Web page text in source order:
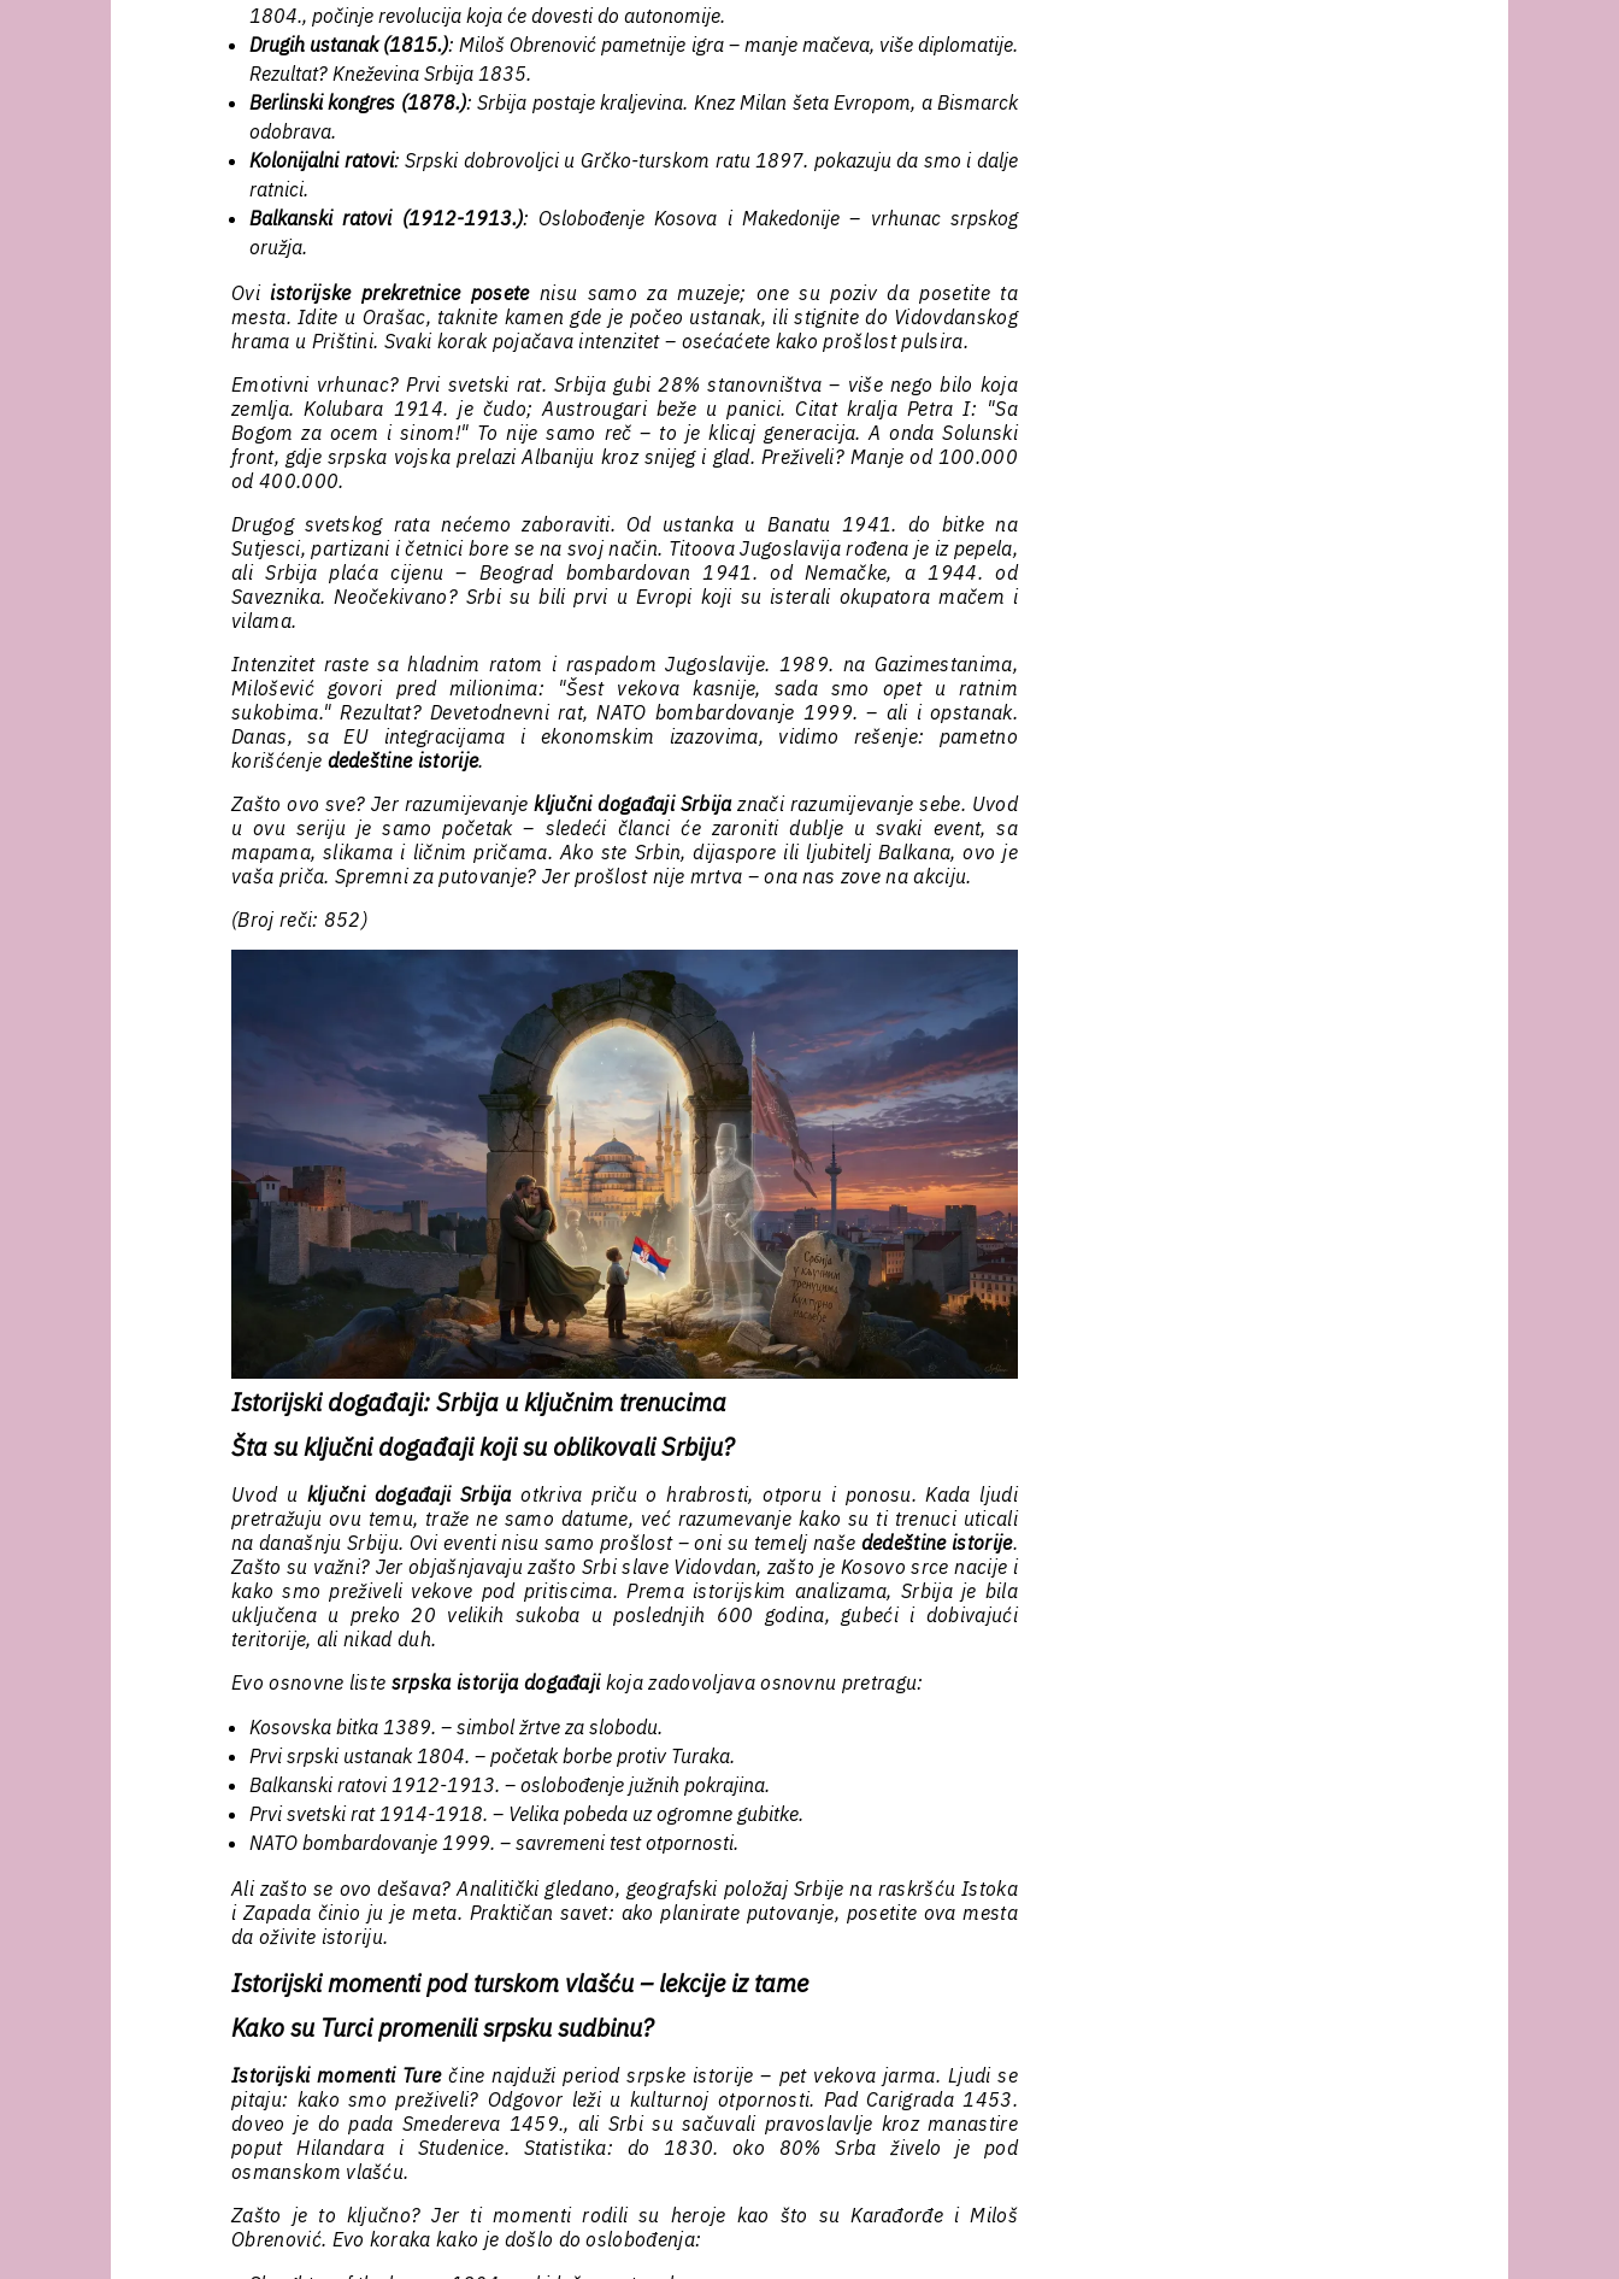
1804., počinje revolucija koja će dovesti do autonomije.
Drugih ustanak (1815.): Miloš Obrenović pametnije igra – manje mačeva, više diplomatije.
Rezultat? Kneževina Srbija 1835.
Berlinski kongres (1878.): Srbija postaje kraljevina. Knez Milan šeta Evropom, a Bismarck
odobrava.
Kolonijalni ratovi: Srpski dobrovoljci u Grčko-turskom ratu 1897. pokazuju da smo i dalje
ratnici.
Balkanski ratovi (1912-1913.): Oslobođenje Kosova i Makedonije – vrhunac srpskog
oružja.
Oviistorijske prekretnice posetenisu samo za muzeje; one su poziv da posetite ta
mesta. Idite u Orašac, taknite kamen gde je počeo ustanak, ili stignite do Vidovdanskog
hrama u Prištini. Svaki korak pojačava intenzitet – osećaćete kako prošlost pulsira.
Emotivni vrhunac? Prvi svetski rat. Srbija gubi 28% stanovništva – više nego bilo koja
zemlja. Kolubara 1914. je čudo; Austrougari beže u panici. Citat kralja Petra I: "Sa
Bogom za ocem i sinom!" To nije samo reč – to je klicaj generacija. A onda Solunski
front, gdje srpska vojska prelazi Albaniju kroz snijeg i glad. Preživeli? Manje od 100.000
od 400.000.
Drugog svetskog rata nećemo zaboraviti. Od ustanka u Banatu 1941. do bitke na
Sutjesci, partizani i četnici bore se na svoj način. Titoova Jugoslavija rođena je iz pepela,
ali Srbija plaća cijenu – Beograd bombardovan 1941. od Nemačke, a 1944. od
Saveznika. Neočekivano? Srbi su bili prvi u Evropi koji su isterali okupatora mačem i
vilama.
Intenzitet raste sa hladnim ratom i raspadom Jugoslavije. 1989. na Gazimestanima,
Milošević govori pred milionima: "Šest vekova kasnije, sada smo opet u ratnim
sukobima." Rezultat? Devetodnevni rat, NATO bombardovanje 1999. – ali i opstanak.
Danas, sa EU integracijama i ekonomskim izazovima, vidimo rešenje: pametno
korišćenje dedeštine istorije.
Zašto ovo sve? Jer razumijevanjeključni događaji Srbijaznači razumijevanje sebe. Uvod
u ovu seriju je samo početak – sledeći članci će zaroniti dublje u svaki event, sa
mapama, slikama i ličnim pričama. Ako ste Srbin, dijaspore ili ljubitelj Balkana, ovo je
vaša priča. Spremni za putovanje? Jer prošlost nije mrtva – ona nas zove na akciju.
(Broj reči: 852)
Istorijski događaji: Srbija u ključnim trenucima
Šta su ključni događaji koji su oblikovali Srbiju?
Uvod u ključni događaji Srbijaotkriva priču o hrabrosti, otporu i ponosu. Kada ljudi
pretražuju ovu temu, traže ne samo datume, već razumevanje kako su ti trenuci uticali
na današnju Srbiju. Ovi eventi nisu samo prošlost – oni su temelj naše dedeštine istorije.
Zašto su važni? Jer objašnjavaju zašto Srbi slave Vidovdan, zašto je Kosovo srce nacije i
kako smo preživeli vekove pod pritiscima. Prema istorijskim analizama, Srbija je bila
uključena u preko 20 velikih sukoba u poslednjih 600 godina, gubeći i dobivajući
teritorije, ali nikad duh.
Evo osnovne liste srpska istorija događajikoja zadovoljava osnovnu pretragu:
Kosovska bitka 1389. – simbol žrtve za slobodu.
Prvi srpski ustanak 1804. – početak borbe protiv Turaka.
Balkanski ratovi 1912-1913. – oslobođenje južnih pokrajina.
Prvi svetski rat 1914-1918. – Velika pobeda uz ogromne gubitke.
NATO bombardovanje 1999. – savremeni test otpornosti.
Ali zašto se ovo dešava? Analitički gledano, geografski položaj Srbije na raskršću Istoka
i Zapada činio ju je meta. Praktičan savet: ako planirate putovanje, posetite ova mesta
da oživite istoriju.
Istorijski momenti pod turskom vlašću – lekcije iz tame
Kako su Turci promenili srpsku sudbinu?
Istorijski momenti Turečine najduži period srpske istorije – pet vekova jarma. Ljudi se
pitaju: kako smo preživeli? Odgovor leži u kulturnoj otpornosti. Pad Carigrada 1453.
doveo je do pada Smedereva 1459., ali Srbi su sačuvali pravoslavlje kroz manastire
poput Hilandara i Studenice. Statistika: do 1830. oko 80% Srba živelo je pod
osmanskom vlašću.
Zašto je to ključno? Jer ti momenti rodili su heroje kao što su Karađorđe i Miloš
Obrenović. Evo koraka kako je došlo do oslobođenja: